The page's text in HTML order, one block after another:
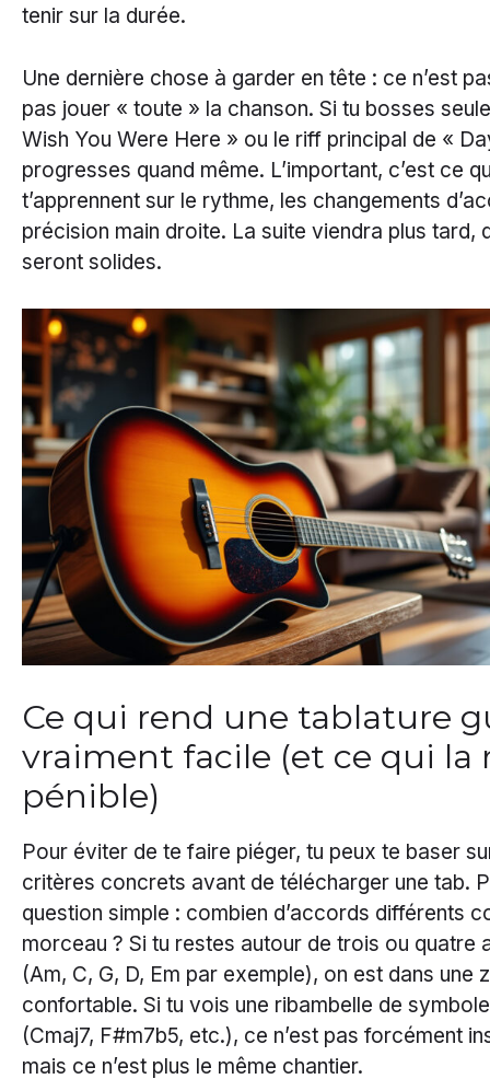
tenir sur la durée.
Une dernière chose à garder en tête : ce n’est
pas jouer « toute » la chanson. Si tu bosses
Wish You Were Here » ou le riff principal de «
progresses quand même. L’important, c’est ce
t’apprennent sur le rythme, les changements
précision main droite. La suite viendra plus tard,
seront solides.
Ce qui rend une tablature
vraiment facile (et ce qui la
pénible)
Pour éviter de te faire piéger, tu peux te baser
critères concrets avant de télécharger une tab.
question simple : combien d’accords différents
morceau ? Si tu restes autour de trois ou quatre
(Am, C, G, D, Em par exemple), on est dans une
confortable. Si tu vois une ribambelle de
(Cmaj7, F#m7b5, etc.), ce n’est pas forcément
mais ce n’est plus le même chantier.